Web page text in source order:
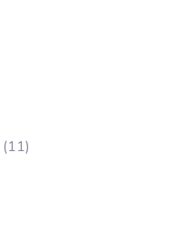
(11)